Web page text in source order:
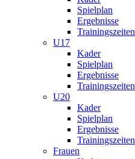
Spielplan
Ergebnisse
Trainingszeiten
U17
Kader
Spielplan
Ergebnisse
Trainingszeiten
U20
Kader
Spielplan
Ergebnisse
Trainingszeiten
Frauen